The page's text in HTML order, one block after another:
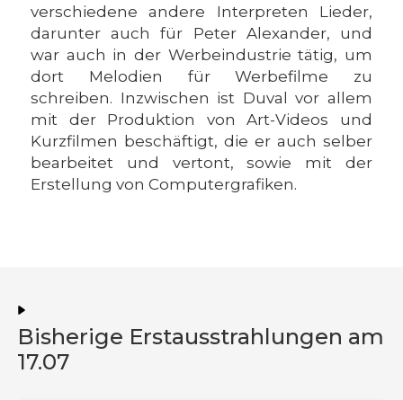
verschiedene andere Interpreten Lieder,
darunter auch für Peter Alexander, und
war auch in der Werbeindustrie tätig, um
dort Melodien für Werbefilme zu
schreiben. Inzwischen ist Duval vor allem
mit der Produktion von Art-Videos und
Kurzfilmen beschäftigt, die er auch selber
bearbeitet und vertont, sowie mit der
Erstellung von Computergrafiken.
Bisherige Erstausstrahlungen am
17.07